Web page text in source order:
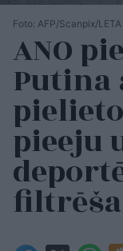
Foto: AFP/Scanpix/LETA
ANO
Putina
pieeju